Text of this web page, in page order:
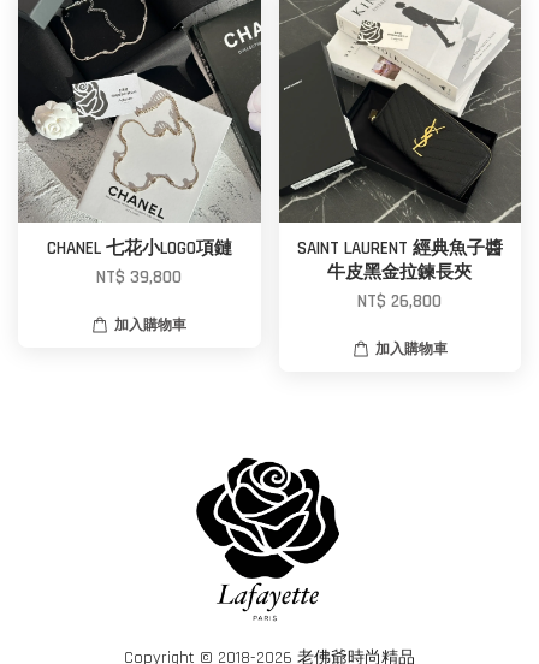
CHANEL 七花小LOGO項鏈
NT$ 39,800
加入購物車
SAINT LAURENT 經典魚子醬
牛皮黑金拉鍊長夾
NT$ 26,800
加入購物車
Copyright © 2018-2026 老佛爺時尚精品